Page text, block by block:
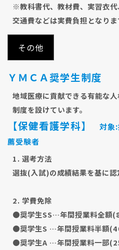
※教科書代、教材費、実習衣
交通費などは実費負担となりま
その他
ＹＭＣＡ奨学生制度
地域医療に貢献できる有能な
制度を設けています。
【保健看護学科】
対象:
薦受験者
1. 選考方法
選抜(入試)の成績結果を基に認
2. 学費免除
●奨学生SS…年間授業料全額
●奨学生S …年間授業料半額
●奨学生A …年間授業料一部